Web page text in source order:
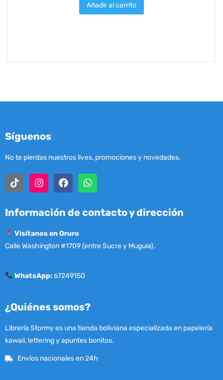
Añadir al carrito
Síguenos
No te pierdas nuestros lives, promociones y novedades.
Información de contacto y dirección
Visítanos en Oruro
Calle Washington #1709 (entre Sucre y Muguia).
WhatsApp:67249150
¿Quiénes somos?
Librería Stormy es una tienda boliviana especializada en papelería
kawaii, lettering y apuntes bonitos.
Envíos nacionales en 24h